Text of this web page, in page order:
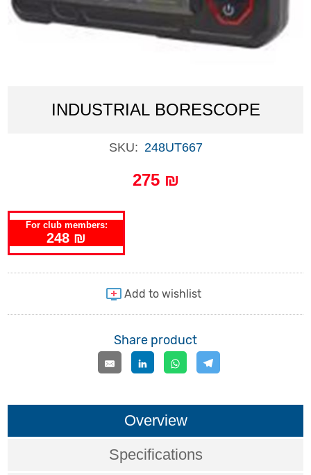
INDUSTRIAL BORESCOPE
SKU: 248UT667
275 ₪
For club members:
248 ₪
Share product
Overview
Specifications